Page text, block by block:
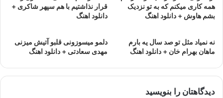
همه کاری میکنم که به تو نزدیک
بشم هاوش + دانلود اهنگ
قرار نذاشتیم با هم سپهر شاکری +
دانلود اهنگ
نه نمیاد مثل تو صد سال یه بارم
ماهان بهرام خان + دانلود اهنگ
دلمو میسوزونی قلبو آتیش میزنی
مهدی سعادتی + دانلود اهنگ
دیدگاهتان را بنویسید